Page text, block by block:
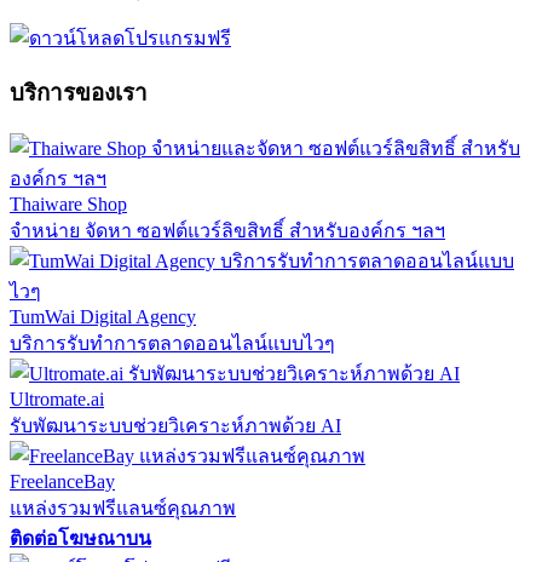
บริการของเรา
Thaiware Shop
จำหน่าย จัดหา ซอฟต์แวร์ลิขสิทธิ์ สำหรับองค์กร ฯลฯ
TumWai Digital Agency
บริการรับทำการตลาดออนไลน์แบบไวๆ
Ultromate.ai
รับพัฒนาระบบช่วยวิเคราะห์ภาพด้วย AI
FreelanceBay
แหล่งรวมฟรีแลนซ์คุณภาพ
ติดต่อโฆษณาบน